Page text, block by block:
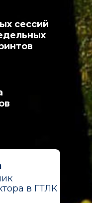
сессий
в ГТЛК